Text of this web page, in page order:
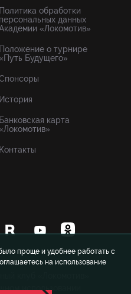
проще и удобнее работать с
на использование
Политика обработки
персональных данных
«Локомотив»
Положение о турнире
Будущего»
История
Банковская карта
Контакты
клуб «Локомотив»
использовании